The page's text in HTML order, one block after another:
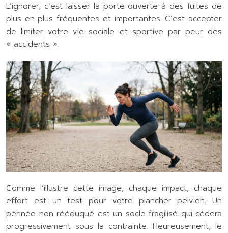
L’ignorer, c’est laisser la porte ouverte à des fuites de
plus en plus fréquentes et importantes. C’est accepter
de limiter votre vie sociale et sportive par peur des
« accidents ».
Comme l’illustre cette image, chaque impact, chaque
effort est un test pour votre plancher pelvien. Un
périnée non rééduqué est un socle fragilisé qui cédera
progressivement sous la contrainte. Heureusement, le